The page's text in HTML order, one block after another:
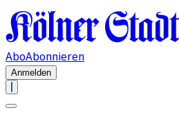
AboAbonnieren
Anmelden